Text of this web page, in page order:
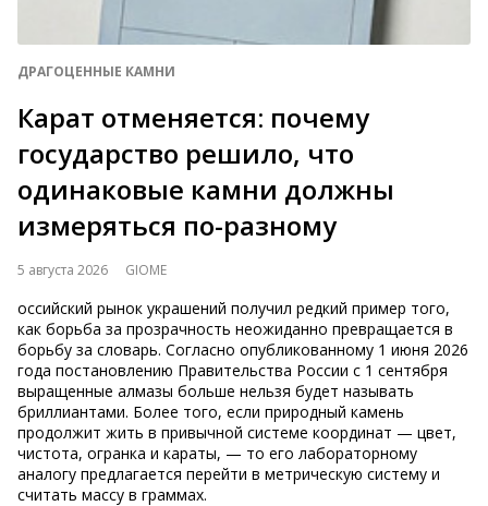
ДРАГОЦЕННЫЕ КАМНИ
Карат отменяется: почему
государство решило, что
одинаковые камни должны
измеряться по-разному
5 августа 2026 GIOME
оссийский рынок украшений получил редкий пример того,
как борьба за прозрачность неожиданно превращается в
борьбу за словарь. Согласно опубликованному 1 июня 2026
года постановлению Правительства России с 1 сентября
выращенные алмазы больше нельзя будет называть
бриллиантами. Более того, если природный камень
продолжит жить в привычной системе координат — цвет,
чистота, огранка и караты, — то его лабораторному
аналогу предлагается перейти в метрическую систему и
считать массу в граммах.